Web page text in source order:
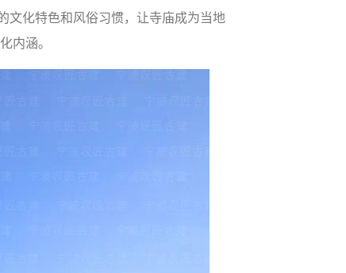
文化特色和风俗习惯，让寺庙成为当地
内涵。